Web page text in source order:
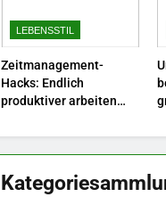
Saison.
8
LEBENSSTIL
Zeitmanagement-
Hacks: Endlich
produktiver arbeiten